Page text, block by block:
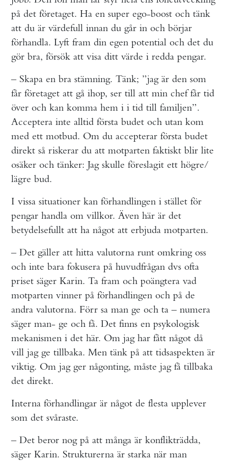
på det företaget. Ha en super ego-boost och tänk
att du är värdefull innan du går in och börjar
förhandla. Lyft fram din egen potential och det du
gör bra, försök att visa ditt värde i redda pengar.
– Skapa en bra stämning. Tänk; ”jag är den som
får företaget att gå ihop, ser till att min chef får tid
över och kan komma hem i i tid till familjen”.
Acceptera inte alltid första budet och utan kom
med ett motbud. Om du accepterar första budet
direkt så riskerar du att motparten faktiskt blir lite
osäker och tänker: Jag skulle föreslagit ett högre/
lägre bud.
I vissa situationer kan förhandlingen i stället för
pengar handla om villkor. Även här är det
betydelsefullt att ha något att erbjuda motparten.
– Det gäller att hitta valutorna runt omkring oss
och inte bara fokusera på huvudfrågan dvs ofta
priset säger Karin. Ta fram och poängtera vad
motparten vinner på förhandlingen och på de
andra valutorna. Förr sa man ge och ta – numera
säger man- ge och få. Det finns en psykologisk
mekanismen i det här. Om jag har fått något då
vill jag ge tillbaka. Men tänk på att tidsaspekten är
viktig. Om jag ger någonting, måste jag få tillbaka
det direkt.
Interna förhandlingar är något de flesta upplever
som det svåraste.
– Det beror nog på att många är konflikträdda,
säger Karin. Strukturerna är starka när man